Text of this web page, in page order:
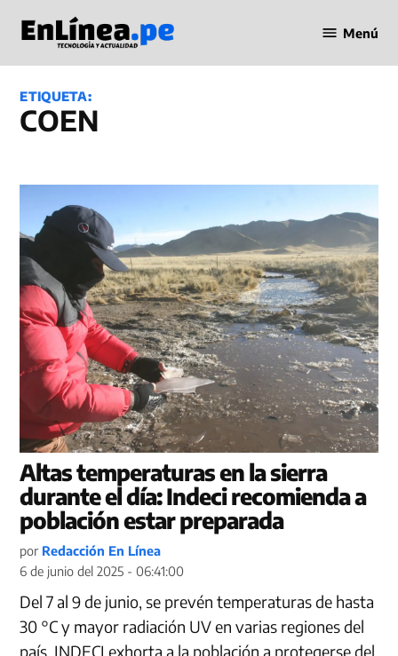
contenido
en Línea
Menú
ETIQUETA:
COEN
Altas temperaturas en la sierra
durante el día: Indeci recomienda a
población estar preparada
por Redacción En Línea
6 de junio del 2025 - 06:41:00
Del 7 al 9 de junio, se prevén temperaturas de hasta
30 °C y mayor radiación UV en varias regiones del
país. INDECI exhorta a la población a protegerse del